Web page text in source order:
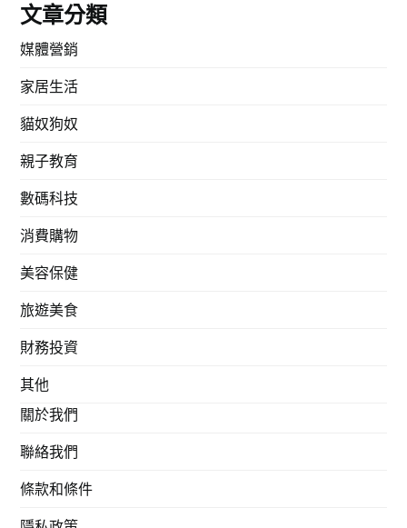
文章分類
媒體營銷
家居生活
貓奴狗奴
親子教育
數碼科技
消費購物
美容保健
旅遊美食
財務投資
其他
關於我們
聯絡我們
條款和條件